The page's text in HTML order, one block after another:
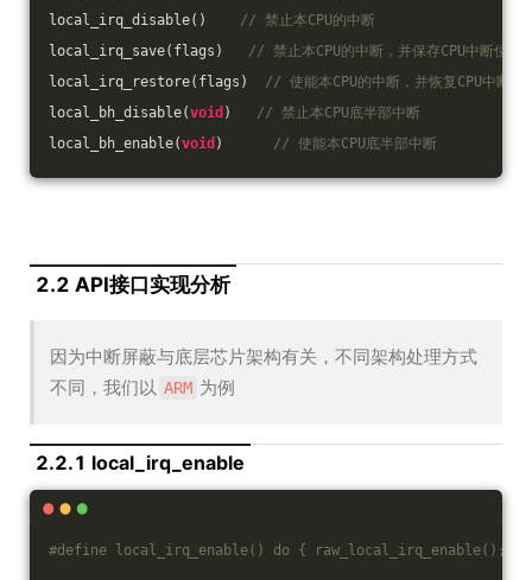
local_irq_disable() // 禁止本CPU的中断
local_irq_save(flags) // 禁止本CPU的中断，并保存CPU中断位的
local_irq_restore(flags) // 使能本CPU的中断，并恢复CPU中断位
local_bh_disable(void ) // 禁止本CPU底半部中断
local_bh_enable(void ) // 使能本CPU底半部中断
2.2 API接口实现分析
因为中断屏蔽与底层芯片架构有关，不同架构处理方式
不同，我们以 ARM 为例
2.2.1 local_irq_enable
#define local_irq_enable() do { raw_local_irq_enable(); }